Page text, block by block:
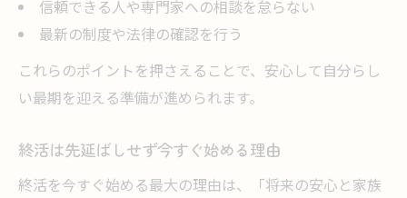
信頼できる人や専門家への相談を怠らない
最新の制度や法律の確認を行う
これらのポイントを押さえることで、安心して自分らし
い最期を迎える準備が進められます。
終活は先延ばしせず今すぐ始める理由
終活を今すぐ始める最大の理由は、「将来の安心と家族